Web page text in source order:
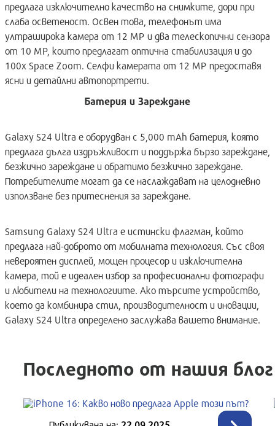
предлага изключително качество на снимките, дори при
слаба осветеност. Освен това, телефонът има
ултраширока камера от 12 MP и два телескопични сензора
от 10 MP, които предлагат оптична стабилизация и до
100x Space Zoom. Селфи камерата от 12 MP предоставя
ясни и детайлни автопортрети.
Батерия и Зареждане
Galaxy S24 Ultra е оборудван с 5,000 mAh батерия, която
предлага дълга издръжливост и поддържа бързо зареждане,
безжично зареждане и обратимо безжично зареждане.
Потребителите могат да се наслаждават на целодневно
използване без притеснения за зареждане.
Samsung Galaxy S24 Ultra е истински флагман, който
предлага най-доброто от мобилната технология. Със своя
невероятен дисплей, мощен процесор и изключителна
камера, той е идеален избор за професионални фотографи
и любители на технологиите. Ако търсите устройство,
което да комбинира стил, производителност и иновации,
Galaxy S24 Ultra определено заслужава вашето внимание.
Време за четене: 1 мин
Последното от нашия блог